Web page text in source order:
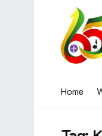
Home